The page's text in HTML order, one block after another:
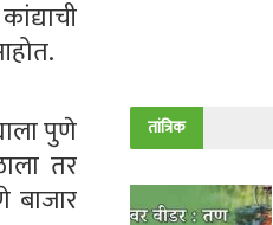
पुणे
तर
बाजार
तांत्रिक